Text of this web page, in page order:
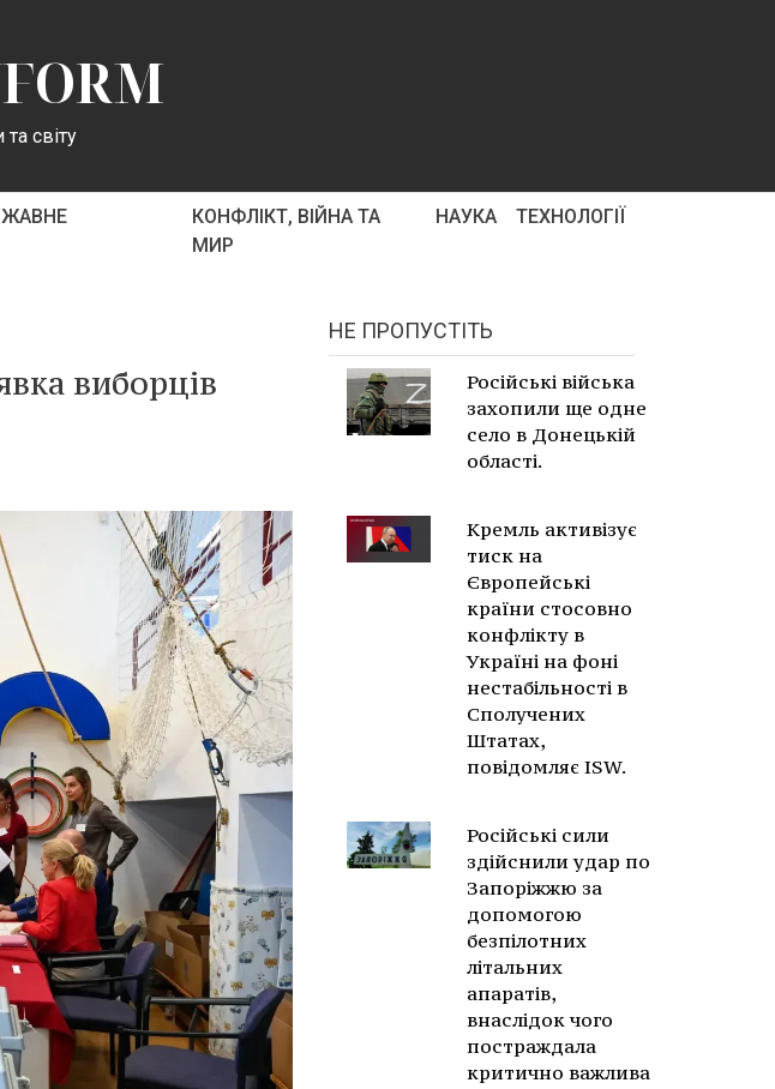
світу
КОНФЛІКТ, ВІЙНА ТА
МИР
НАУКА ТЕХНОЛОГІЇ
виборців
НЕ ПРОПУСТІТЬ
Російські війська
захопили ще одне
село в Донецькій
області.
Кремль активізує
тиск на
Європейські
країни стосовно
конфлікту в
Україні на фоні
нестабільності в
Сполучених
Штатах,
повідомляє ISW.
Російські сили
здійснили удар по
Запоріжжю за
допомогою
безпілотних
літальних
апаратів,
внаслідок чого
постраждала
критично важлива